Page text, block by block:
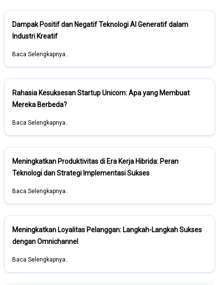
Dampak Positif dan Negatif Teknologi AI Generatif dalam
Industri Kreatif
Baca Selengkapnya..
Rahasia Kesuksesan Startup Unicorn: Apa yang Membuat
Mereka Berbeda?
Baca Selengkapnya..
Meningkatkan Produktivitas di Era Kerja Hibrida: Peran
Teknologi dan Strategi Implementasi Sukses
Baca Selengkapnya..
Meningkatkan Loyalitas Pelanggan: Langkah-Langkah Sukses
dengan Omnichannel
Baca Selengkapnya..